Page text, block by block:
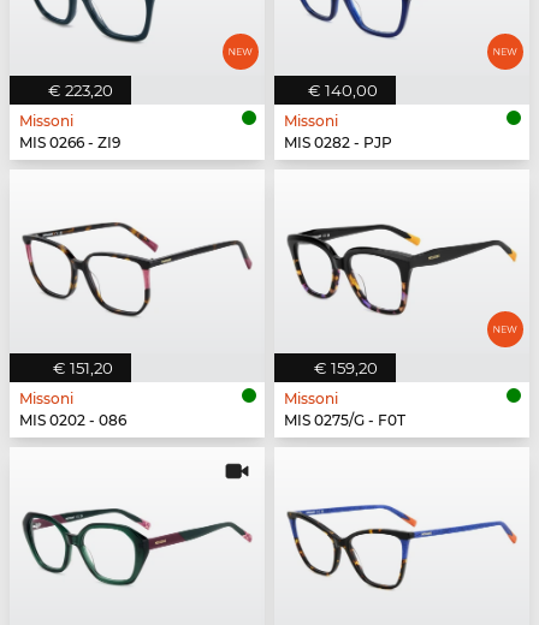
€ 223,20
Missoni
MIS 0266 - ZI9
€ 140,00
Missoni
MIS 0282 - PJP
€ 151,20
Missoni
MIS 0202 - 086
€ 159,20
Missoni
MIS 0275/G - F0T